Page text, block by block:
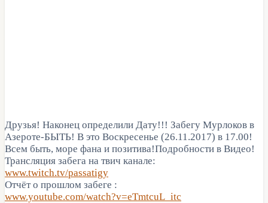
Друзья! Наконец определили Дату!!! Забегу Мурлоков в
Азероте-БЫТЬ! В это Воскресенье (26.11.2017) в 17.00!
Всем быть, море фана и позитива!Подробности в Видео!
Трансляция забега на твич канале:
www.twitch.tv/passatigy
Отчёт о прошлом забеге :
www.youtube.com/watch?v=eTmtcuL_itc